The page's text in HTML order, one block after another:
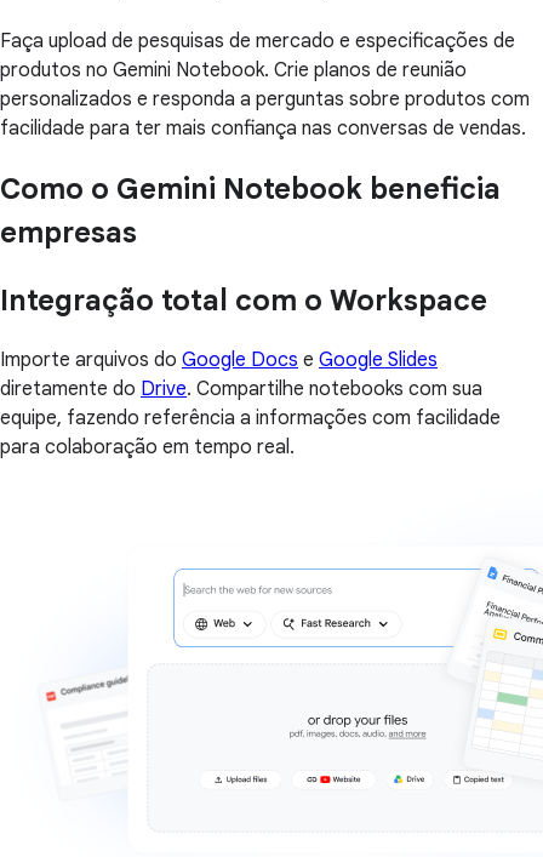
Faça upload de pesquisas de mercado e especificações de
produtos no Gemini Notebook. Crie planos de reunião
personalizados e responda a perguntas sobre produtos com
facilidade para ter mais confiança nas conversas de vendas.
Como o Gemini Notebook beneficia
empresas
Integração total com o Workspace
Importe arquivos do Google Docs e Google Slides
diretamente do Drive. Compartilhe notebooks com sua
equipe, fazendo referência a informações com facilidade
para colaboração em tempo real.